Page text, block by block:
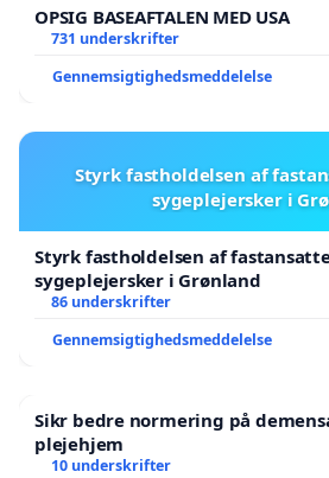
OPSIG BASEAFTALEN MED USA
731 underskrifter
Gennemsigtighedsmeddelelse
Styrk fastholdelsen af
sygeplejersker i
Styrk fastholdelsen af
sygeplejersker i Grønland
86 underskrifter
Gennemsigtighedsmeddelelse
Sikr bedre normering på
plejehjem
10 underskrifter